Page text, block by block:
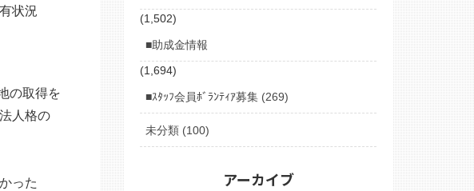
状況
の取得を
人格の
った
(1,502)
■助成金情報
(1,694)
■ｽﾀｯﾌ会員ﾎﾞﾗﾝﾃｨｱ募集 (269)
未分類 (100)
アーカイブ